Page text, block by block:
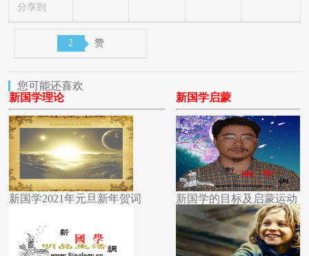
分享到
2 赞
您可能还喜欢
新国学理论
新国学2021年元旦新年贺词
新国学启蒙
新国学的目标及启蒙运动